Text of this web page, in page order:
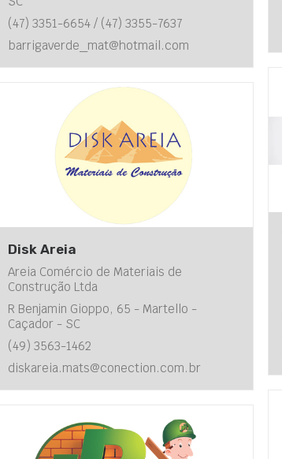
(47) 3351-6654 / (47) 3355-7637
barrigaverde_mat@hotmail.com
Disk Areia
Areia Comércio de Materiais de
Construção Ltda
R Benjamin Gioppo, 65 - Martello -
Caçador - SC
(49) 3563-1462
diskareia.mats@conection.com.br